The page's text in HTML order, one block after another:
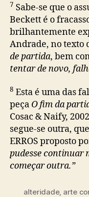
7 Sabe-se que o
Beckett é o
brilhantemente
Andrade, no texto
de partida, bem
tentar de novo,
8 Esta é uma das
peça O fim da
Cosac & Naify,
segue-se outra,
ERROS proposto
pudesse continuar
começar outra.”
alteridade, arte